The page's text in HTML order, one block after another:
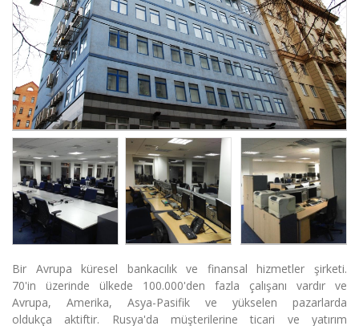
Bir Avrupa küresel bankacılık ve finansal hizmetler şirketi.
70'in üzerinde ülkede 100.000'den fazla çalışanı vardır ve
Avrupa, Amerika, Asya-Pasifik ve yükselen pazarlarda
oldukça aktiftir. Rusya'da müşterilerine ticari ve yatırım